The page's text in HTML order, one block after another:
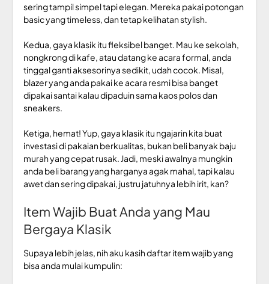
sering tampil simpel tapi elegan. Mereka pakai potongan
basic yang timeless, dan tetap kelihatan stylish.
Kedua, gaya klasik itu fleksibel banget. Mau ke sekolah,
nongkrong di kafe, atau datang ke acara formal, anda
tinggal ganti aksesorinya sedikit, udah cocok. Misal,
blazer yang anda pakai ke acara resmi bisa banget
dipakai santai kalau dipaduin sama kaos polos dan
sneakers.
Ketiga, hemat! Yup, gaya klasik itu ngajarin kita buat
investasi di pakaian berkualitas, bukan beli banyak baju
murah yang cepat rusak. Jadi, meski awalnya mungkin
anda beli barang yang harganya agak mahal, tapi kalau
awet dan sering dipakai, justru jatuhnya lebih irit, kan?
Item Wajib Buat Anda yang Mau
Bergaya Klasik
Supaya lebih jelas, nih aku kasih daftar item wajib yang
bisa anda mulai kumpulin: